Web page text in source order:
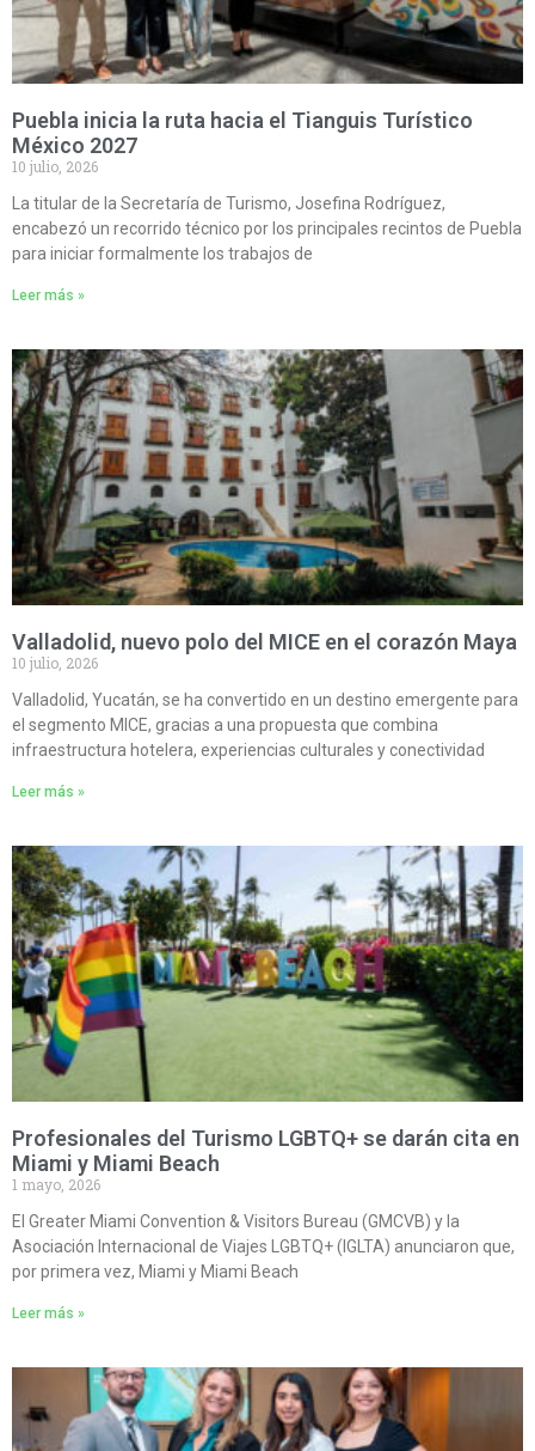
Puebla inicia la ruta hacia el Tianguis Turístico
México 2027
10 julio, 2026
La titular de la Secretaría de Turismo, Josefina Rodríguez,
encabezó un recorrido técnico por los principales recintos de Puebla
para iniciar formalmente los trabajos de
Leer más »
Valladolid, nuevo polo del MICE en el corazón Maya
10 julio, 2026
Valladolid, Yucatán, se ha convertido en un destino emergente para
el segmento MICE, gracias a una propuesta que combina
infraestructura hotelera, experiencias culturales y conectividad
Leer más »
Profesionales del Turismo LGBTQ+ se darán cita en
Miami y Miami Beach
1 mayo, 2026
El Greater Miami Convention & Visitors Bureau (GMCVB) y la
Asociación Internacional de Viajes LGBTQ+ (IGLTA) anunciaron que,
por primera vez, Miami y Miami Beach
Leer más »